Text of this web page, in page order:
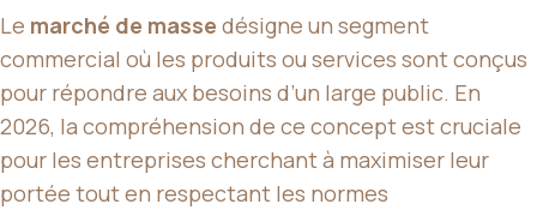
Le marché de masse désigne un segment
commercial où les produits ou services sont conçus
pour répondre aux besoins d’un large public. En
2026, la compréhension de ce concept est cruciale
pour les entreprises cherchant à maximiser leur
portée tout en respectant les normes